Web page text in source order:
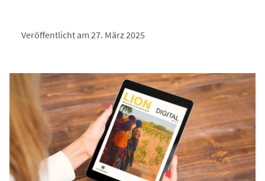
Veröffentlicht am 27. März 2025